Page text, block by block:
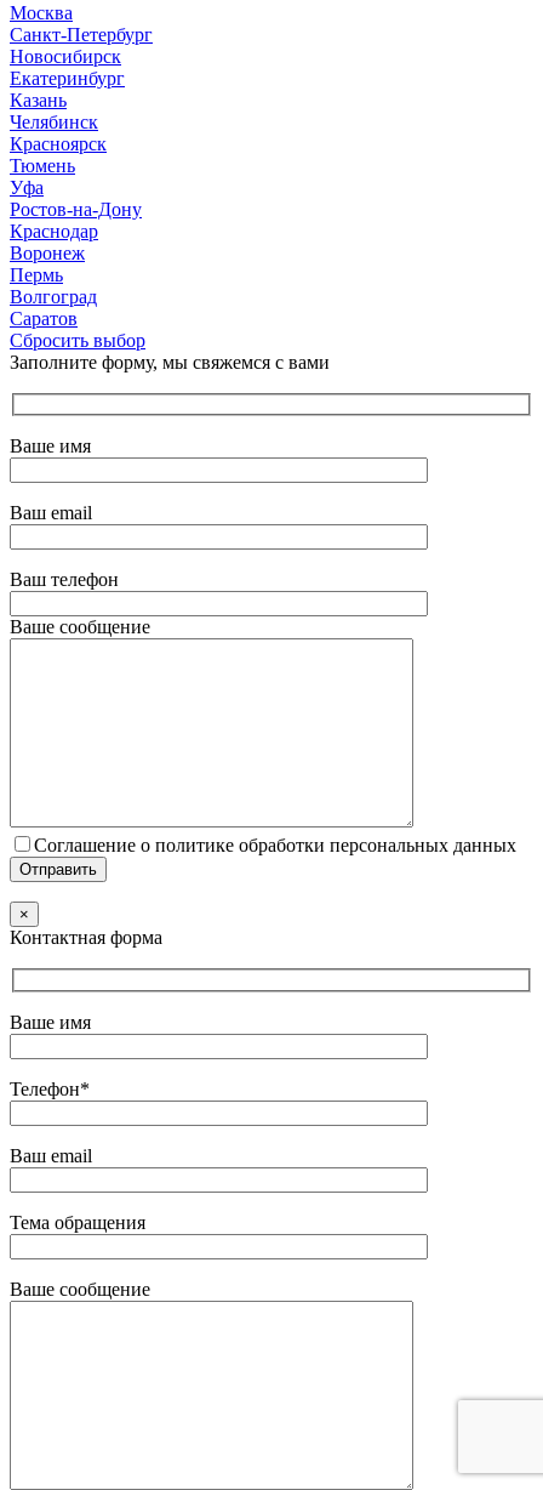
Москва
Санкт-Петербург
Новосибирск
Екатеринбург
Казань
Челябинск
Красноярск
Тюмень
Уфа
Ростов-на-Дону
Краснодар
Воронеж
Пермь
Волгоград
Саратов
Сбросить выбор
Заполните форму, мы свяжемся с вами
Ваше имя
Ваш email
Ваш телефон
Ваше сообщение
Соглашение о политике обработки персональных данных
×
Контактная форма
Ваше имя
Телефон*
Ваш email
Тема обращения
Ваше сообщение